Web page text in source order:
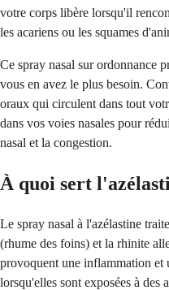
votre corps libère lorsqu'il
les acariens ou les squames
Ce spray nasal sur ordonnance
vous en avez le plus besoin.
oraux qui circulent dans tout
dans vos voies nasales pour
nasal et la congestion.
À quoi sert
Le spray nasal à l'azélastine
(rhume des foins) et la rhinite
provoquent une inflammation et
lorsqu'elles sont exposées à des